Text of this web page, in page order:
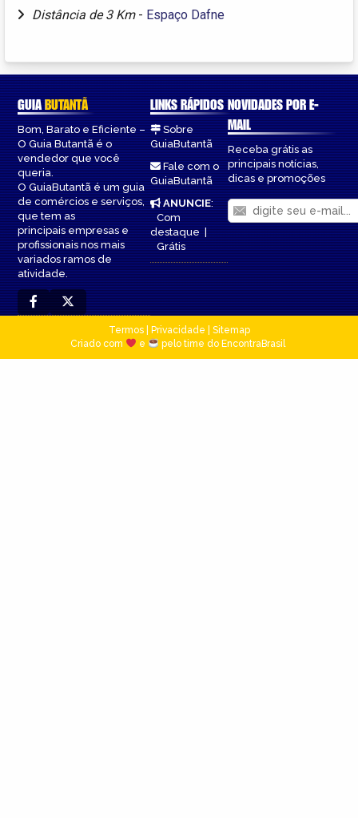
Distância de 3 Km - Espaço Dafne
GUIABUTANTÃ
Bom, Barato e Eficiente –
O Guia Butantã é o
vendedor que você
queria.
O GuiaButantã é um guia
de comércios e serviços,
que tem as
principais empresas e
profissionais nos mais
variados ramos de
atividade.
LINKS RÁPIDOS
Sobre
GuiaButantã
Fale com o
GuiaButantã
ANUNCIE:
Com
destaque|
Grátis
NOVIDADES POR E-
MAIL
Receba grátis as
principais notícias,
dicas e promoções
Termos| Privacidade
Sitemap
Criado com
e pelo time do EncontraBrasil